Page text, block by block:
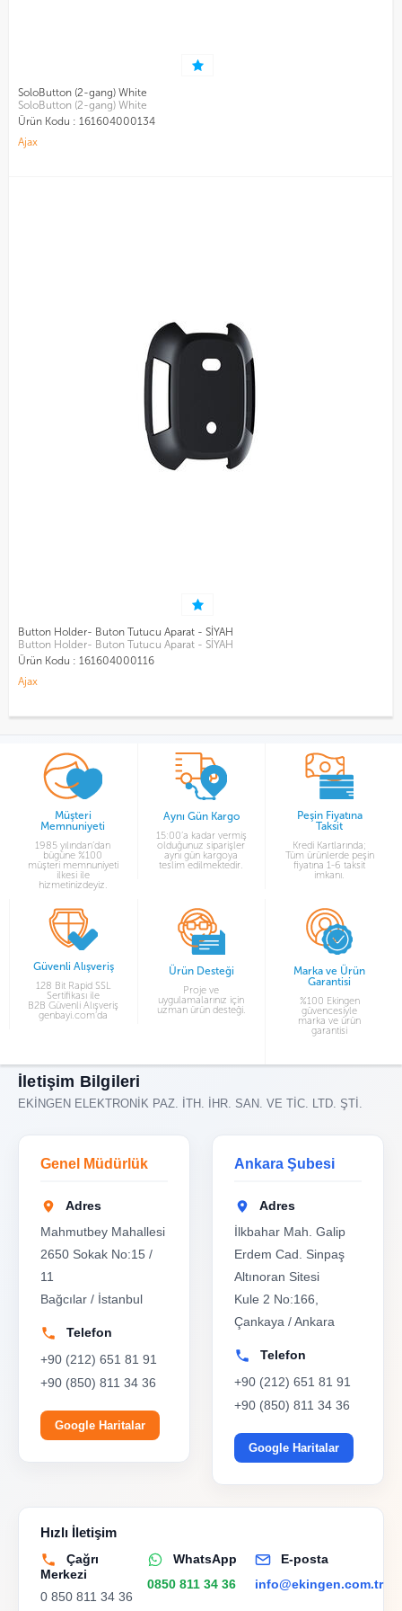
SoloButton (2-gang) White
SoloButton (2-gang) White
Ürün Kodu : 161604000134
Ajax
Button Holder- Buton Tutucu Aparat - SİYAH
Button Holder- Buton Tutucu Aparat - SİYAH
Ürün Kodu : 161604000116
Ajax
Müşteri
Memnuniyeti
1985 yılından’dan
bügüne %100
müşteri memnuniyeti
ilkesi ile
hizmetinizdeyiz.
Aynı Gün Kargo
15:00’a kadar vermiş
olduğunuz siparişler
aynı gün kargoya
teslim edilmektedir.
Peşin Fiyatına
Taksit
Kredi Kartlarında;
Tüm ürünlerde peşin
fiyatına 1-6 taksit
imkanı.
Güvenli Alışveriş
128 Bit Rapid SSL
Sertifikası ile
B2B Güvenli Alışveriş
genbayi.com’da
Ürün Desteği
Proje ve
uygulamalarınız için
uzman ürün desteği.
Marka ve Ürün
Garantisi
%100 Ekingen
güvencesiyle
marka ve ürün
garantisi
İletişim Bilgileri
EKİNGEN ELEKTRONİK PAZ. İTH. İHR. SAN. VE TİC. LTD. ŞTİ.
Genel Müdürlük
Adres
Mahmutbey Mahallesi
2650 Sokak No:15 /
11
Bağcılar / İstanbul
Telefon
+90 (212) 651 81 91
+90 (850) 811 34 36
Google Haritalar
Ankara Şubesi
Adres
İlkbahar Mah. Galip
Erdem Cad. Sinpaş
Altınoran Sitesi
Kule 2 No:166,
Çankaya / Ankara
Telefon
+90 (212) 651 81 91
+90 (850) 811 34 36
Google Haritalar
Hızlı İletişim
Çağrı
Merkezi
0 850 811 34 36
WhatsApp
0850 811 34 36
E-posta
info@ekingen.com.tr